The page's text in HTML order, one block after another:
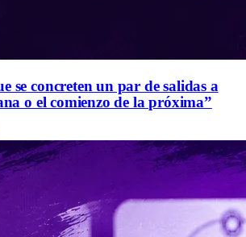
se concreten un par de salidas a
o el comienzo de la próxima”